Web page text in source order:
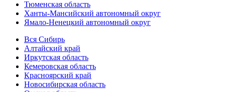
Тюменская область
Ханты-Мансийский автономный округ
Ямало-Ненецкий автономный округ
Вся Сибирь
Алтайский край
Иркутская область
Кемеровская область
Красноярский край
Новосибирская область